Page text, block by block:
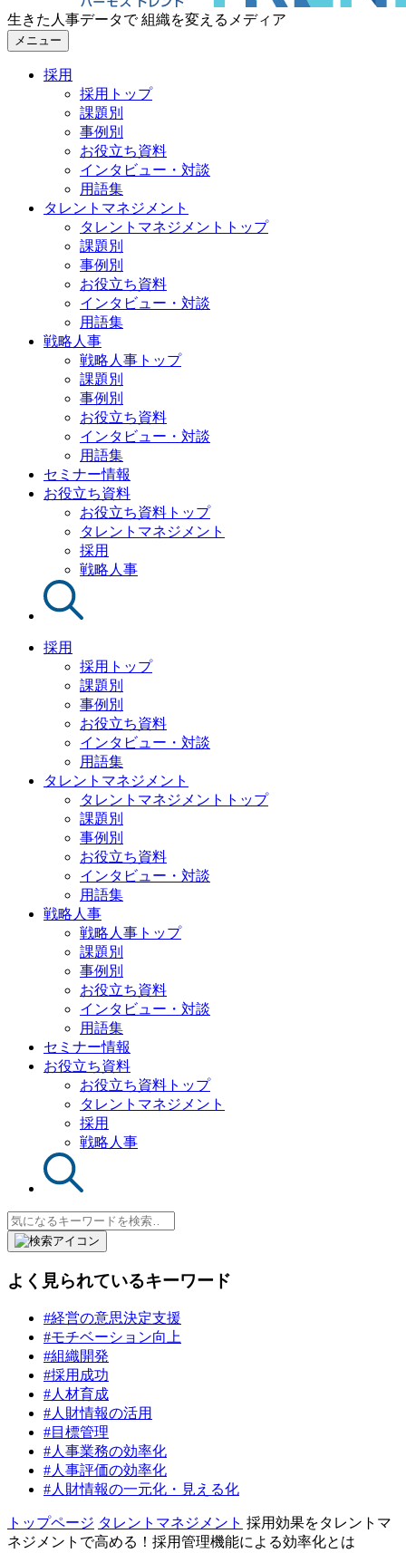
生きた人事データで 組織を変えるメディア
メニュー
採用
採用トップ
課題別
事例別
お役立ち資料
インタビュー・対談
用語集
タレントマネジメント
タレントマネジメントトップ
課題別
事例別
お役立ち資料
インタビュー・対談
用語集
戦略人事
戦略人事トップ
課題別
事例別
お役立ち資料
インタビュー・対談
用語集
セミナー情報
お役立ち資料
お役立ち資料トップ
タレントマネジメント
採用
戦略人事
採用
採用トップ
課題別
事例別
お役立ち資料
インタビュー・対談
用語集
タレントマネジメント
タレントマネジメントトップ
課題別
事例別
お役立ち資料
インタビュー・対談
用語集
戦略人事
戦略人事トップ
課題別
事例別
お役立ち資料
インタビュー・対談
用語集
セミナー情報
お役立ち資料
お役立ち資料トップ
タレントマネジメント
採用
戦略人事
よく見られているキーワード
#経営の意思決定支援
#モチベーション向上
#組織開発
#採用成功
#人材育成
#人財情報の活用
#目標管理
#人事業務の効率化
#人事評価の効率化
#人財情報の一元化・見える化
トップページ タレントマネジメント 採用効果をタレントマ
ネジメントで高める！採用管理機能による効率化とは